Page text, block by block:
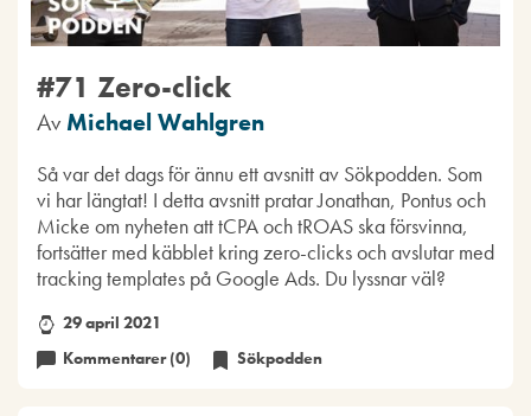
#71 Zero-click
Av Michael Wahlgren
Så var det dags för ännu ett avsnitt av Sökpodden. Som
vi har längtat! I detta avsnitt pratar Jonathan, Pontus och
Micke om nyheten att tCPA och tROAS ska försvinna,
fortsätter med käbblet kring zero-clicks och avslutar med
tracking templates på Google Ads. Du lyssnar väl?
29 april 2021
Kommentarer (0)
Sökpodden